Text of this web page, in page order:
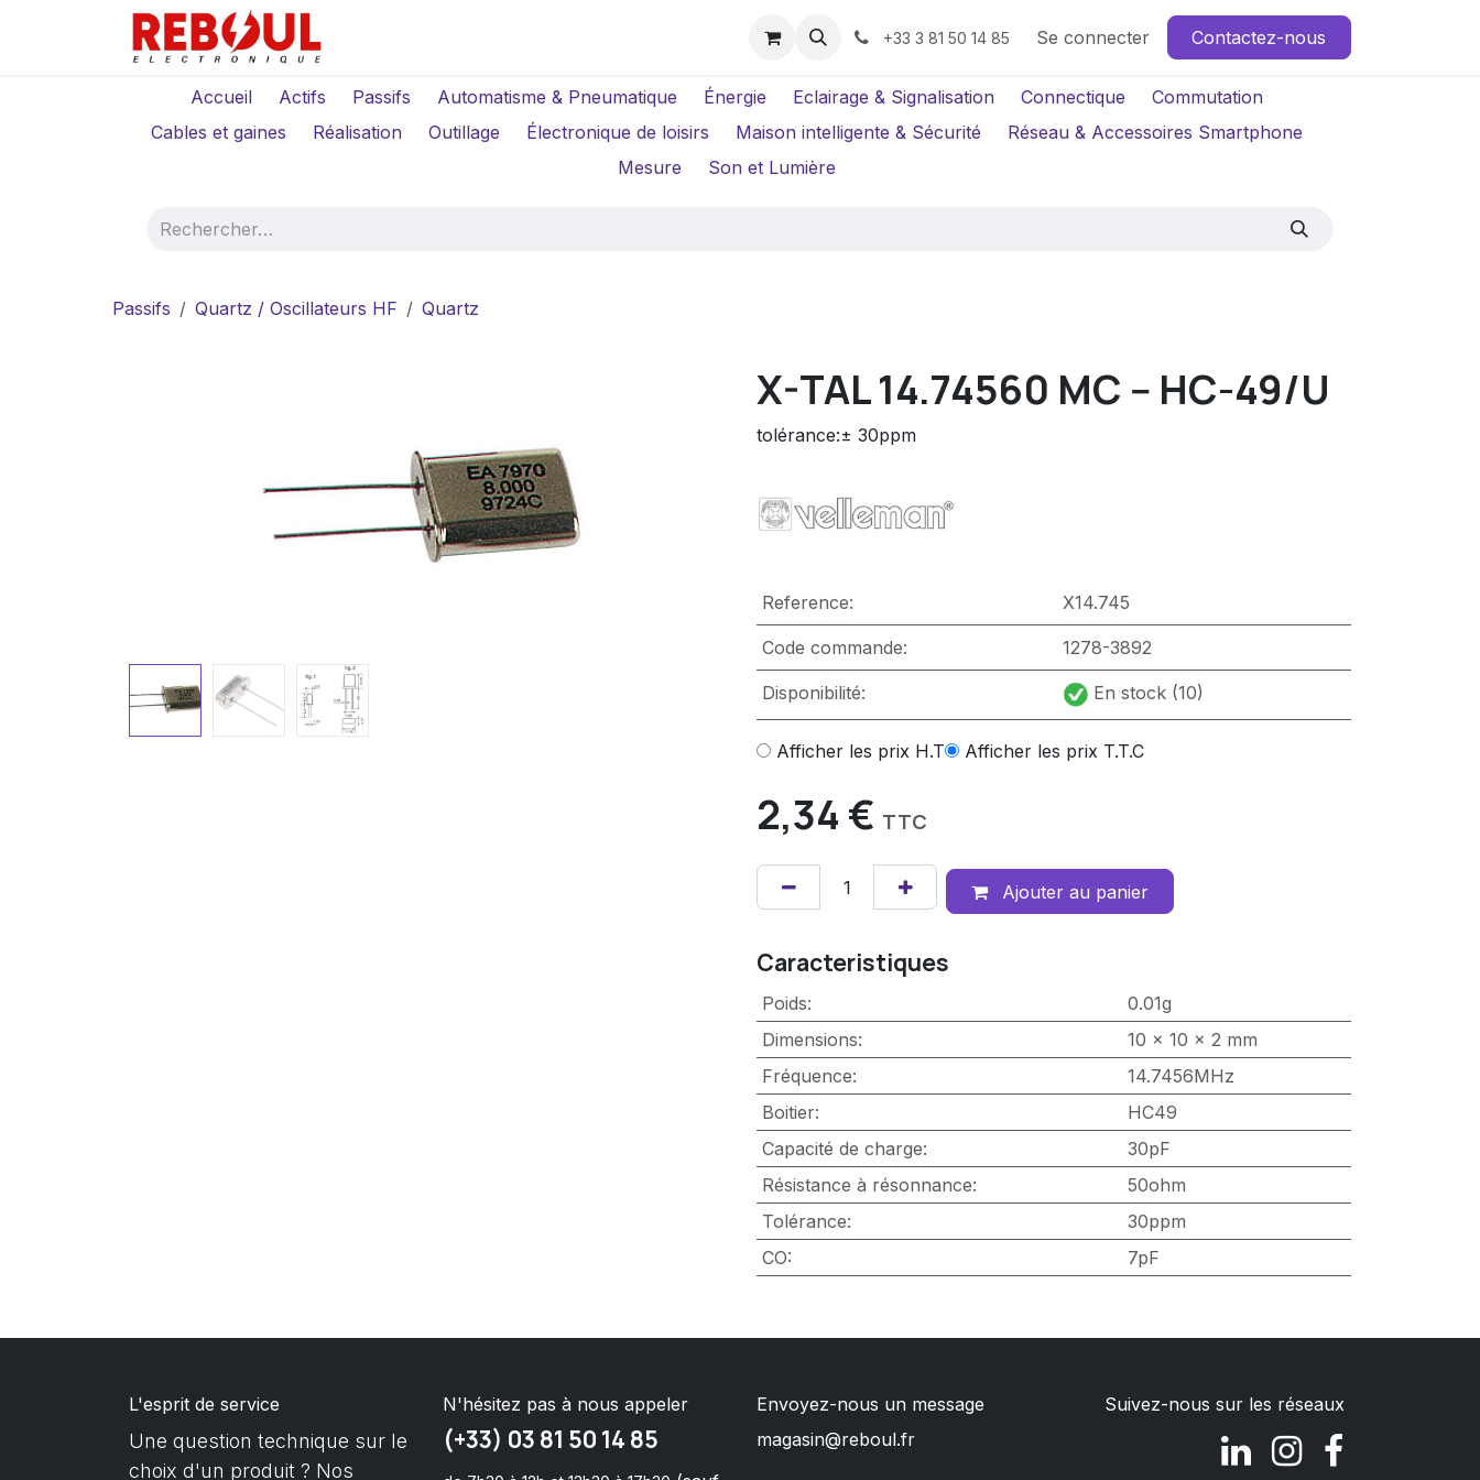
Se rendre au contenu
Location Caméras +33 3 81 50 14 85 Se connecter Contactez-nous
Accueil Actifs Passifs Automatisme & Pneumatique Énergie Eclairage & Signalisation Connectique
Commutation
Cables et gaines
Réalisation Outillage Électronique de loisirs Maison intelligente & Sécurité
Réseau & Accessoires Smartphone
Mesure
Son et Lumière
Passifs Quartz / Oscillateurs HF Quartz
X-TAL 14.74560 MC -- HC-49/U
tolérance:± 30ppm
Reference: X14.745
Code commande: 1278-3892
Disponibilité: En stock (10)
Afficher les prix H.T Afficher les prix T.T.C
2,34 € TTC
Ajouter au panier
Caracteristiques
Poids:
0.01g
Dimensions:
10 x 10 x 2 mm
Fréquence:
14.7456MHz
Boitier:
HC49
Capacité de charge:
30pF
Résistance à résonnance:
50ohm
Tolérance:
30ppm
CO: 7pF
L'esprit de service
Une question technique sur le
choix d'un produit ? Nos
N'hésitez pas à nous appeler
(+33) 03 81 50 14 85
Envoyez-nous un message
magasin@reboul.fr
Suivez-nous sur les réseaux